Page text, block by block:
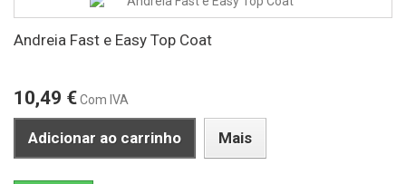
Andreia Fast e Easy Top Coat
10,49 €Com IVA
Adicionar ao carrinho Mais